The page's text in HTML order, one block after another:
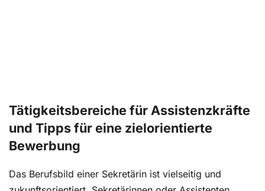
Tätigkeitsbereiche für Assistenzkräfte
und Tipps für eine zielorientierte
Bewerbung
Das Berufsbild einer Sekretärin ist vielseitig und